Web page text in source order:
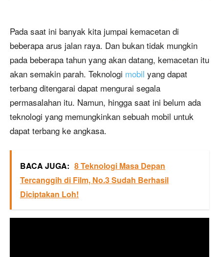
Pada saat ini banyak kita jumpai kemacetan di
beberapa arus jalan raya. Dan bukan tidak mungkin
pada beberapa tahun yang akan datang, kemacetan itu
akan semakin parah. Teknologi mobil yang dapat
terbang ditengarai dapat mengurai segala
permasalahan itu. Namun, hingga saat ini belum ada
teknologi yang memungkinkan sebuah mobil untuk
dapat terbang ke angkasa.
BACA JUGA: 8 Teknologi Masa Depan
Tercanggih di Film, No.3 Sudah Berhasil
Diciptakan Loh!